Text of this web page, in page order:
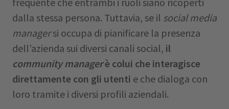
dalla stessa persona. Tuttavia, se il social media
managersi occupa di pianificare la presenza
dell’azienda sui diversi canali social, il
community managerè colui che interagisce
direttamente con gli utenti e che dialoga con
loro tramite i diversi profili aziendali.